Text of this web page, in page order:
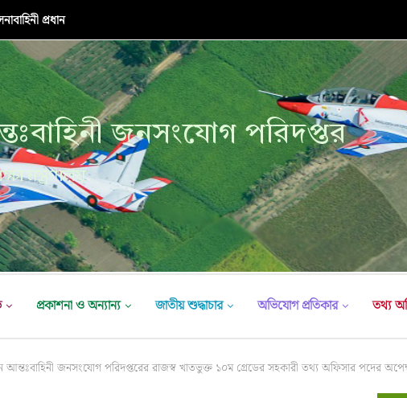
প্রধান
জনসংযোগ পরিদপ্তর
মন্ত্রণালয়
প্রকাশনা ও অন্যান্য জাতীয় শুদ্ধাচার অভিযোগ প্রতিকার তথ্য
আন্তঃবাহিনী জনসংযোগ পরিদপ্তরের রাজস্ব খাতভুক্ত ১০ম গ্রেডের সহকারী তথ্য অফিসার পদের